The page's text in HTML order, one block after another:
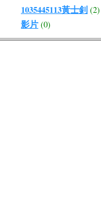
1035445113黃士釗 (2)
影片 (0)